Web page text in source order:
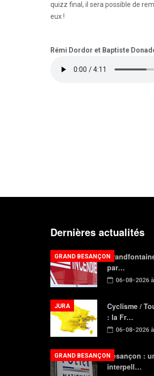
quizz final, il sera possible de
eux !
Rémi Dordor et Baptiste
Dernières actualités
par…
06-08-2026
GRAND BESANÇON
Cyclisme /
: la Fr…
06-08-2026
JURA
Besançon :
interpell…
GRAND BESANÇON